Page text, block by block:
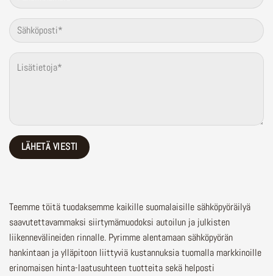
Teemme töitä tuodaksemme kaikille suomalaisille sähköpyöräilyä
saavutettavammaksi siirtymämuodoksi autoilun ja julkisten
liikennevälineiden rinnalle. Pyrimme alentamaan sähköpyörän
hankintaan ja ylläpitoon liittyviä kustannuksia tuomalla markkinoille
erinomaisen hinta-laatusuhteen tuotteita sekä helposti